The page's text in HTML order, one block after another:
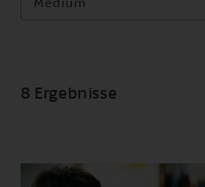
Medium
8 Ergebnisse